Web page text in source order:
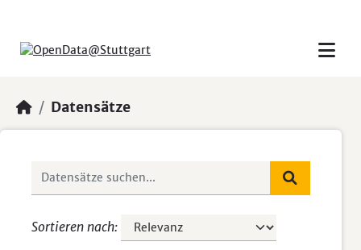
Datensätze
Sortieren nach